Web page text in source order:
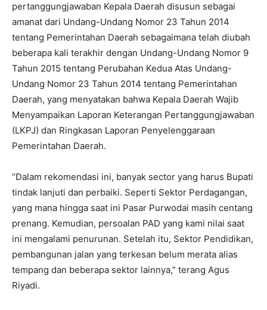
pertanggungjawaban Kepala Daerah disusun sebagai
amanat dari Undang-Undang Nomor 23 Tahun 2014
tentang Pemerintahan Daerah sebagaimana telah diubah
beberapa kali terakhir dengan Undang-Undang Nomor 9
Tahun 2015 tentang Perubahan Kedua Atas Undang-
Undang Nomor 23 Tahun 2014 tentang Pemerintahan
Daerah, yang menyatakan bahwa Kepala Daerah Wajib
Menyampaikan Laporan Keterangan Pertanggungjawaban
(LKPJ) dan Ringkasan Laporan Penyelenggaraan
Pemerintahan Daerah.
“Dalam rekomendasi ini, banyak sector yang harus Bupati
tindak lanjuti dan perbaiki. Seperti Sektor Perdagangan,
yang mana hingga saat ini Pasar Purwodai masih centang
prenang. Kemudian, persoalan PAD yang kami nilai saat
ini mengalami penurunan. Setelah itu, Sektor Pendidikan,
pembangunan jalan yang terkesan belum merata alias
tempang dan beberapa sektor lainnya,” terang Agus
Riyadi.